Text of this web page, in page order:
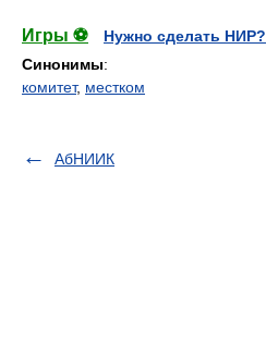
Игры ⚽
Нужно сделать НИР?
Синонимы:
комитет, местком
АбНИИК